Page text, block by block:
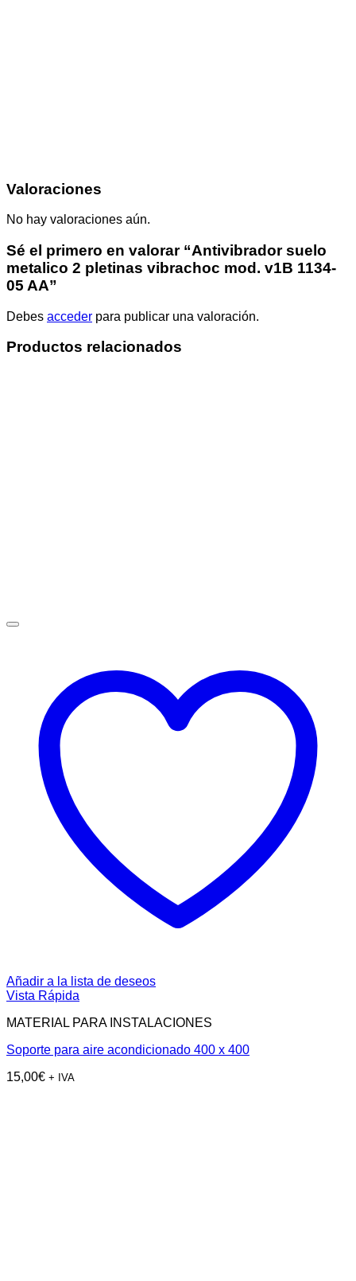
Valoraciones
No hay valoraciones aún.
Sé el primero en valorar “Antivibrador suelo
metalico 2 pletinas vibrachoc mod. v1B 1134-
05 AA”
Debes acceder para publicar una valoración.
Productos relacionados
Añadir a la lista de deseos
Vista Rápida
MATERIAL PARA INSTALACIONES
Soporte para aire acondicionado 400 x 400
15,00€ + IVA